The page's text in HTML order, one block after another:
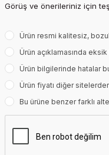
Görüş ve önerileriniz için
Ürün resmi kalitesiz,
Ürün açıklamasında
Ürün bilgilerinde hatalar
Ürün fiyatı diğer
Bu ürüne benzer farklı